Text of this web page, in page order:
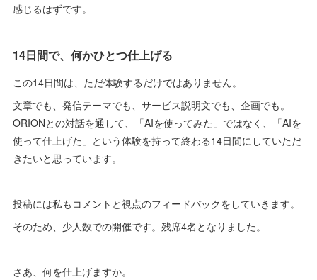
感じるはずです。
14日間で、何かひとつ仕上げる
この14日間は、ただ体験するだけではありません。
文章でも、発信テーマでも、サービス説明文でも、企画でも。
ORIONとの対話を通して、「AIを使ってみた」ではなく、「AIを
使って仕上げた」という体験を持って終わる14日間にしていただ
きたいと思っています。
投稿には私もコメントと視点のフィードバックをしていきます。
そのため、少人数での開催です。残席4名となりました。
さあ、何を仕上げますか。